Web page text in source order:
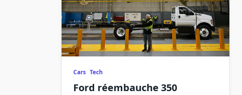
Cars Tech
Ford réembauche 350